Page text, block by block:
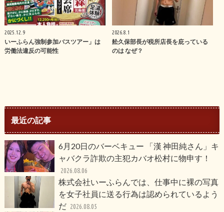
2025.12.9
いーふらん強制参加バスツアー」は
労働法違反の可能性
2026.8.1
舩久保部長が税所店長を庇っている
のは なぜ？
最近の記事
6月20日のバーベキュー 「漢 神田純さん」キ
ャバクラ詐欺の主犯カバオ松村に物申す！
2026.08.06
株式会社いーふらんでは、仕事中に裸の写真
を女子社員に送る行為は認められているよう
だ 2026.08.05